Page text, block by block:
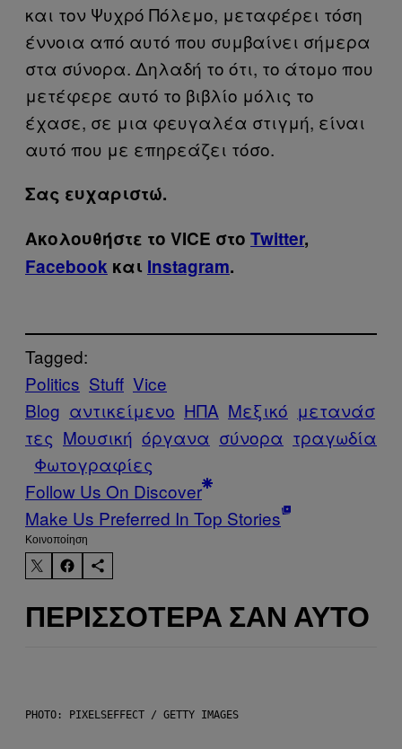
και τον Ψυχρό Πόλεμο, μεταφέρει τόση
έννοια από αυτό που συμβαίνει σήμερα
στα σύνορα. Δηλαδή το ότι, το άτομο που
μετέφερε αυτό το βιβλίο μόλις το
έχασε, σε μια φευγαλέα στιγμή, είναι
αυτό που με επηρεάζει τόσο.
Σας ευχαριστώ.
Ακολουθήστε το VICE στο Twitter,
Facebook και Instagram.
Tagged:
Politics Stuff Vice
Blog αντικείμενο ΗΠΑ Μεξικό μετανάσ
τες Μουσική όργανα σύνορα τραγωδία
Φωτογραφίες
Follow Us On Discover
Make Us Preferred In Top Stories
Kοινοποίηση
ΠΕΡΙΣΣΌΤΕΡΑ ΣΑΝ ΑΥΤΌ
PHOTO: PIXELSEFFECT / GETTY IMAGES